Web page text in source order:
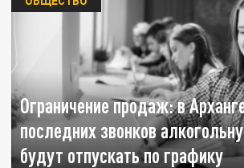
Ограничение продаж: в
последних звонков
будут отпускать по графику